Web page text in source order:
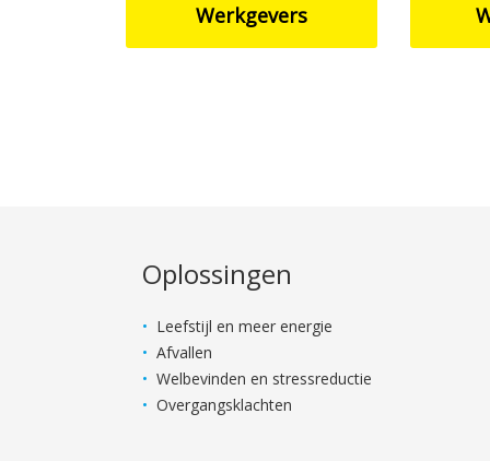
Werkgevers
Oplossingen
Leefstijl en meer energie
Afvallen
Welbevinden en stressreductie
Overgangsklachten